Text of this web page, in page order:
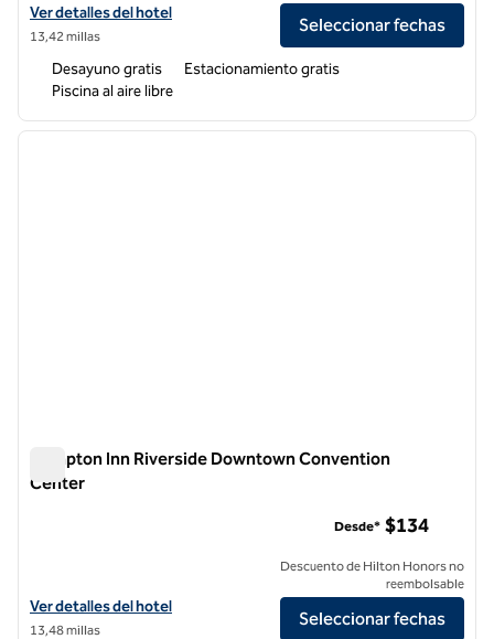
Ver detalles del hotel Hampton Inn & Suites Chino Hills
Ver detalles del hotel
13,42 millas
Seleccionar fechas
Desayuno gratis
Estacionamiento gratis
Piscina al aire libre
1 de 12
Hampton Inn Riverside Downtown Convention
Center
Ver detalles del hotel Hampton Inn Riverside Downtown
Ver detalles del hotel
13,48 millas
Desde* $134
Descuento de Hilton Honors no
reembolsable
Seleccionar fechas